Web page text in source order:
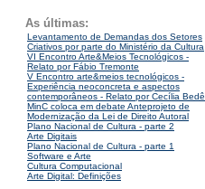
As últimas:
Levantamento de Demandas dos Setores
Criativos por parte do Ministério da Cultura
VI Encontro Arte&Meios Tecnológicos -
Relato por Fábio Tremonte
V Encontro arte&meios tecnológicos -
Experiência neoconcreta e aspectos
contemporâneos - Relato por Cecília Bedê
MinC coloca em debate Anteprojeto de
Modernização da Lei de Direito Autoral
Plano Nacional de Cultura - parte 2
Arte Digitais
Plano Nacional de Cultura - parte 1
Software e Arte
Cultura Computacional
Arte Digital: Definições